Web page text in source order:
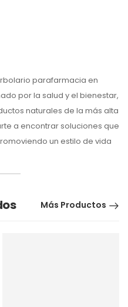
parafarmacia en
por la salud y el bienestar,
naturales de la más alta
a encontrar soluciones que
un estilo de vida
Más Productos